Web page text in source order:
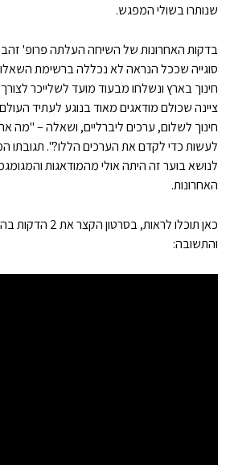
שנותרו בשולי המפגש.
בדקות האחרונות של השיחה העלתה פרופ'
סוגייה שככל הנראה לא נכללה ברשימת
חינוך בארץ ונשלחו מבעוד מועד לשלייכר
ציינה שכולם מודאגים מאוד בנוגע לעתיד
לעשות כדי לקדם את הערכים הללו?". תגובתו
לנושא בוער זה היתה אולי מהמודאגות
האחרונות.
כאן תוכלו לראות,
והתשובה: